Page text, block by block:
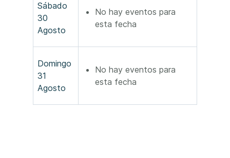
Sábado
30
Agosto
No hay eventos para
esta fecha
Domingo
31
Agosto
No hay eventos para
esta fecha